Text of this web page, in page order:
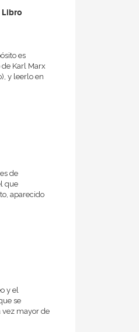
es
Karl Marx
y leerlo en
de
que
aparecido
y el
se
vez mayor de